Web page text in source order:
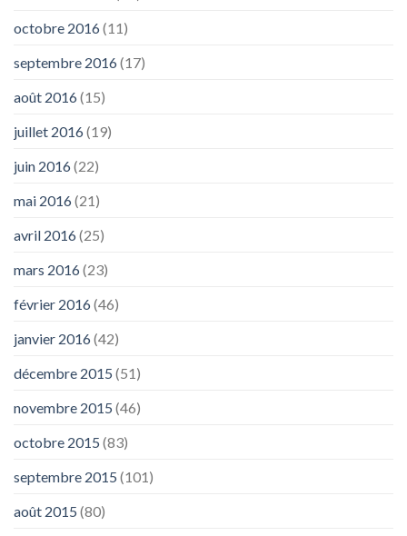
octobre 2016(11)
septembre 2016(17)
août 2016(15)
juillet 2016(19)
juin 2016(22)
mai 2016(21)
avril 2016(25)
mars 2016(23)
février 2016(46)
janvier 2016(42)
décembre 2015 (51)
novembre 2015 (46)
octobre 2015 (83)
septembre 2015 (101)
août 2015 (80)